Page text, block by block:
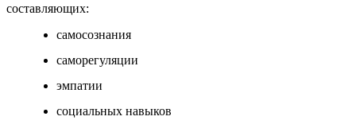
составляющих:
самосознания
саморегуляции
эмпатии
социальных навыков